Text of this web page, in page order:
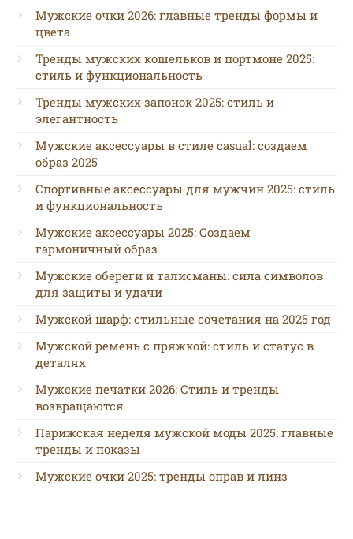
Мужские очки 2026: главные тренды формы и
цвета
Тренды мужских кошельков и портмоне 2025:
стиль и функциональность
Тренды мужских запонок 2025: стиль и
элегантность
Мужские аксессуары в стиле casual: создаем
образ 2025
Спортивные аксессуары для мужчин 2025: стиль
и функциональность
Мужские аксессуары 2025: Создаем
гармоничный образ
Мужские обереги и талисманы: сила символов
для защиты и удачи
Мужской шарф: стильные сочетания на 2025 год
Мужской ремень с пряжкой: стиль и статус в
деталях
Мужские печатки 2026: Стиль и тренды
возвращаются
Парижская неделя мужской моды 2025: главные
тренды и показы
Мужские очки 2025: тренды оправ и линз